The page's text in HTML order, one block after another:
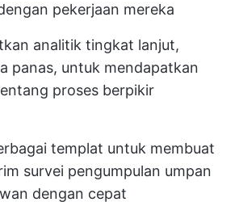
pekerjaan mereka
analitik tingkat lanjut,
panas, untuk mendapatkan
proses berpikir
templat untuk membuat
survei pengumpulan umpan
dengan cepat